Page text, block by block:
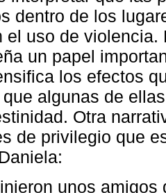
dentro de los
el uso de
un papel
los efectos
algunas de
Otra
de privilegio que
unos amigos